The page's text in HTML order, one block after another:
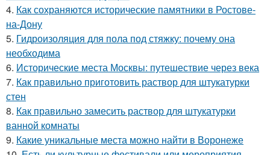
4. Как сохраняются исторические памятники в Ростове-
на-Дону
5. Гидроизоляция для пола под стяжку: почему она
необходима
6. Исторические места Москвы: путешествие через века
7. Как правильно приготовить раствор для штукатурки
стен
8. Как правильно замесить раствор для штукатурки
ванной комнаты
9. Какие уникальные места можно найти в Воронеже